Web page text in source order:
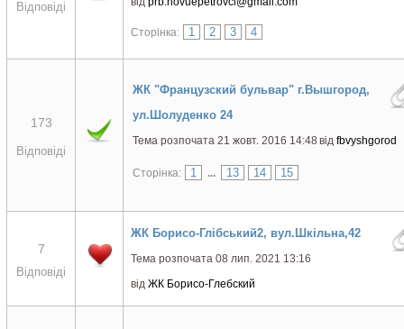
Відповіді
Сторінка: 1 2 3 4
173
Відповіді
ЖК "Французский бульвар" г.Вышгород,
ул.Шолуденко 24
Тема розпочата 21 жовт. 2016 14:48 від fbvyshgorod
Сторінка: 1 ... 13 14 15
7
Відповіді
ЖК Борисо-Глібський2, вул.Шкільна,42
Тема розпочата 08 лип. 2021 13:16
від ЖК Борисо-Глебский